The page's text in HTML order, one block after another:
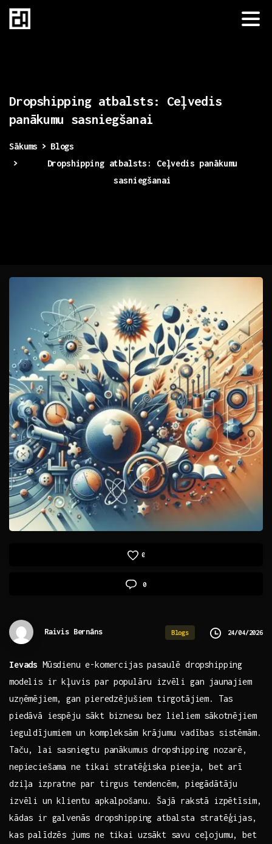
Dropshipping atbalsts:
Ceļvedis
panākumu sasniegšanai
Sākums
Blogs
Dropshipping atbalsts: Ceļvedis panākumu
sasniegšanai
0
0
Raivis Bernāns Blogs 24/04/2026
Ievads Mūsdienu‌ e-komercijas pasaulē dropshipping
modelis ir kļuvis par populāru izvēli gan⁤ jaunajiem
uzņēmējiem,⁤ gan pieredzējušiem‍ tirgotājiem. Tas
piedāvā iespēju ‍sākt biznesu ⁣bez‍ lieliem sākotnējiem
ieguldījumiem un kompleksām krājumu vadības sistēmām.
Taču, lai sasniegtu panākumus dropshipping nozarē,​
nepieciešama ne tikai stratēģiska⁢ pieeja, bet arī
dziļa izpratne par tirgus tendencēm,⁤ piegādātāju​
izvēli un klientu apkalpošanu.⁤ Šajā rakstā izpētīsim,
kādas ir galvenās dropshipping atbalsta stratēģijas,
kas palīdzēs jums ne tikai uzsākt savu ‍ceļojumu, bet